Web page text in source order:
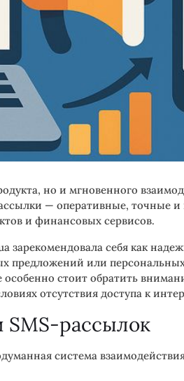
но и мгновенного
— оперативные, точные
и финансовых сервисов.
зарекомендовала себя как
предложений или
стоит обратить
отсутствия доступа к
SMS-рассылок
система